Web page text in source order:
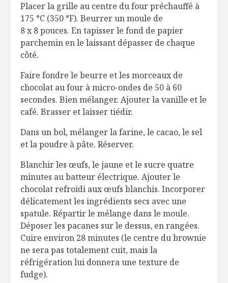
Placer la grille au centre du four préchauffé à
175 °C (350 °F). Beurrer un moule de
8 x 8 pouces. En tapisser le fond de papier
parchemin en le laissant dépasser de chaque
côté.
Faire fondre le beurre et les morceaux de
chocolat au four à micro-ondes de 50 à 60
secondes. Bien mélanger. Ajouter la vanille et le
café. Brasser et laisser tiédir.
Dans un bol, mélanger la farine, le cacao, le sel
et la poudre à pâte. Réserver.
Blanchir les œufs, le jaune et le sucre quatre
minutes au batteur électrique. Ajouter le
chocolat refroidi aux œufs blanchis. Incorporer
délicatement les ingrédients secs avec une
spatule. Répartir le mélange dans le moule.
Déposer les pacanes sur le dessus, en rangées.
Cuire environ 28 minutes (le centre du brownie
ne sera pas totalement cuit, mais la
réfrigération lui donnera une texture de
fudge).